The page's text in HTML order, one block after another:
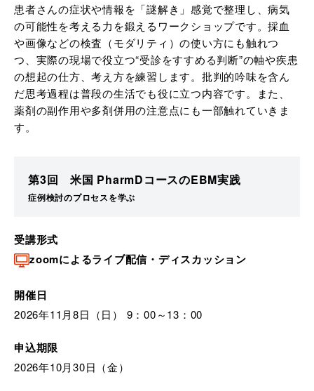
患者さんの症状や情報を「謎解き」感覚で整理し、病気
の可能性を考える力を鍛えるワークショップです。採血
や画像などの検査（モダリティ）の使い方にも触れつ
つ、実際の現場で役立つ“受診をすすめる判断”の軸や疾患
の想起の仕方、考え方を練習します。批判的吟味を含ん
だ思考過程は普段の生活でも役に立つ内容です。また、
薬剤の副作用や多剤併用の注意点にも一部触れていきま
す。
第3回 米国 PharmDコースのEBM実践
症例検討のプロセスを学ぶ
受講形式
zoomによるライブ配信・ディスカッション
開催日
2026年11月8日（日） 9：00～13：00
申込期限
2026年10月30日（金）